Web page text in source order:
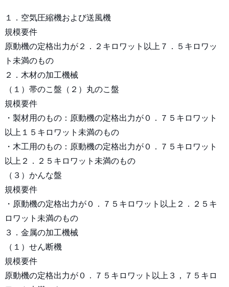
１．空気圧縮機および送風機
規模要件
原動機の定格出力が２．２キロワット以上７．５キロワッ
ト未満のもの
２．木材の加工機械
（１）帯のこ盤（２）丸のこ盤
規模要件
・製材用のもの：原動機の定格出力が０．７５キロワット
以上１５キロワット未満のもの
・木工用のもの：原動機の定格出力が０．７５キロワット
以上２．２５キロワット未満のもの
（３）かんな盤
規模要件
・原動機の定格出力が０．７５キロワット以上２．２５キ
ロワット未満のもの
３．金属の加工機械
（１）せん断機
規模要件
原動機の定格出力が０．７５キロワット以上３，７５キロ